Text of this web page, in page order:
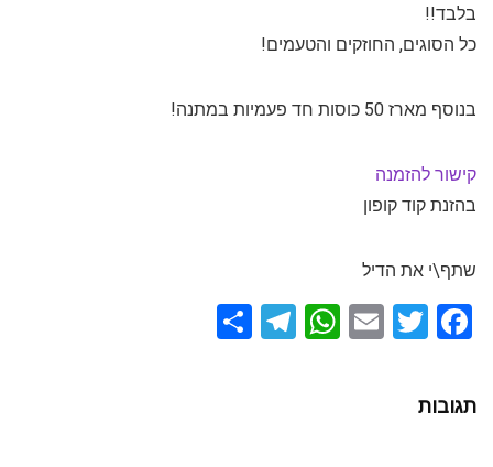
בלבד!!
כל הסוגים, החוזקים והטעמים!
בנוסף מארז 50 כוסות חד פעמיות במתנה!
קישור להזמנה
בהזנת קוד קופון
שתף\י את הדיל
F
ce
b
T
E
W
T
תגובות